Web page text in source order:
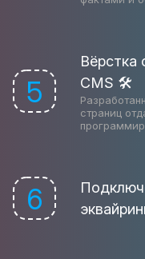
5
Вёрстка
CMS 🛠
страниц
6